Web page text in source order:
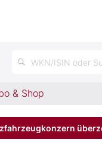
WKN/ISIN oder
& Shop